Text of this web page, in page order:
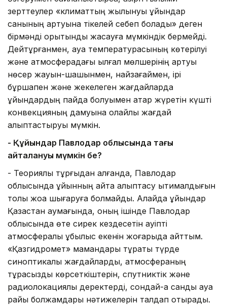
зерттеулер «климаттың жылынуы құйындар
санының артуына тікелей себеп болады» деген
бірмәнді қорытынды жасауға мүмкіндік бермейді.
Дейтұрғанмен, ауа температурасының көтерілуі
және атмосферадағы ылғал мөлшерінің артуы
нөсер жауын-шашынмен, найзағаймен, ірі
бұршақпен және жекелеген жағдайларда
құйындардың пайда болуымен қатар жүретін күшті
конвекцияның дамуына қолайлы жағдай
қалыптастыруы мүмкін.
- Құйындар Павлодар облысында тағы
қайталануы мүмкін бе?
- Теориялық тұрғыдан алғанда, Павлодар
облысында құйынның қайта қалыптасу ықтималдығын
толық жоққа шығаруға болмайды. Алайда құйындар
Қазақстан аумағында, оның ішінде Павлодар
облысында өте сирек кездесетін қауіпті
атмосфералық құбылыс екенін жоғарыда айттым.
«Қазгидромет» мамандары тұрақты түрде
синоптикалық жағдайларды, атмосфераның
тұрақсыздық көрсеткіштерін, спутниктік және
радиолокациялық деректерді, сондай-ақ сандық ауа
райы болжамдары нәтижелерін талдап отырады.